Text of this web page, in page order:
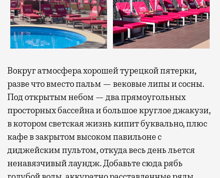
Вокруг атмосфера хорошей турецкой пятерки,
разве что вместо пальм — вековые липы и сосны.
Под открытым небом — два прямоугольных
просторных бассейна и большое круглое джакузи,
в котором светская жизнь кипит буквально, плюс
кафе в закрытом высоком павильоне с
диджейским пультом, откуда весь день льется
ненавязчивый лаундж. Добавьте сюда рябь